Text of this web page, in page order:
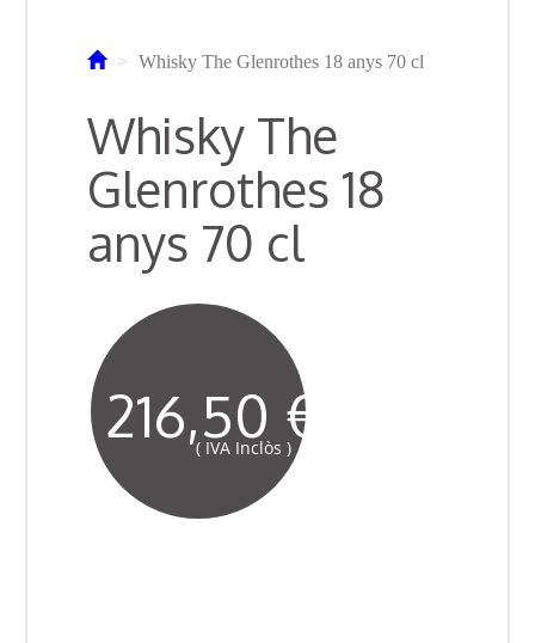
Whisky The Glenrothes 18 anys 70 cl
Whisky The
Glenrothes 18
anys 70 cl
216,50 €
( IVA Inclòs )